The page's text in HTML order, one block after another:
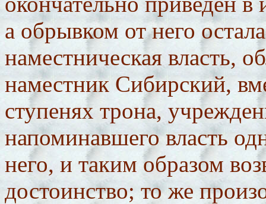
а обрывком от него
наместническая власть,
наместник Сибирский,
ступенях трона,
напоминавшего власть
него, и таким образом
достоинство; то же